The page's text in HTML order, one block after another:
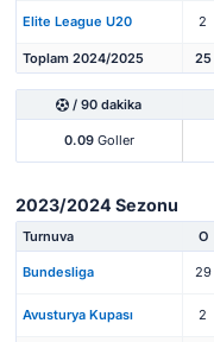
Elite League U20 2
Toplam 2024/2025 25
/ 90 dakika
0.09Goller
2023/2024 Sezonu
Turnuva O
Bundesliga 29
Avusturya Kupası 2